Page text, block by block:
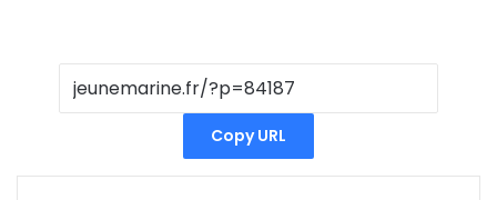
Copy URL